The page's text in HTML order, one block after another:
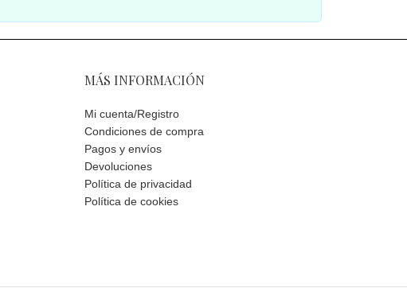
MÁS INFORMACIÓN
Mi cuenta/Registro
Condiciones de compra
Pagos y envíos
Devoluciones
Política de privacidad
Política de cookies